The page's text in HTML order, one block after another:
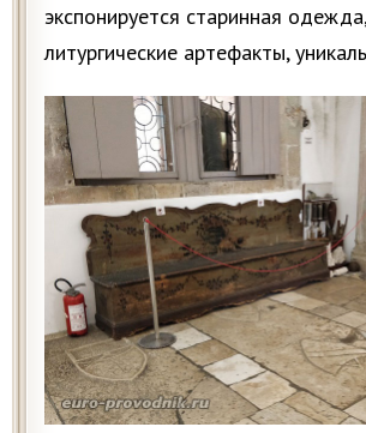
экспонируется старинная одежда,
литургические артефакты,